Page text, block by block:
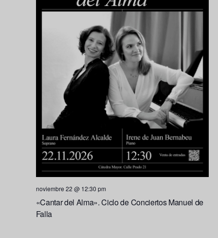
«Cantar del Alma». Ciclo de Conciertos Manuel de
Falla
noviembre 22 @ 12:30 pm